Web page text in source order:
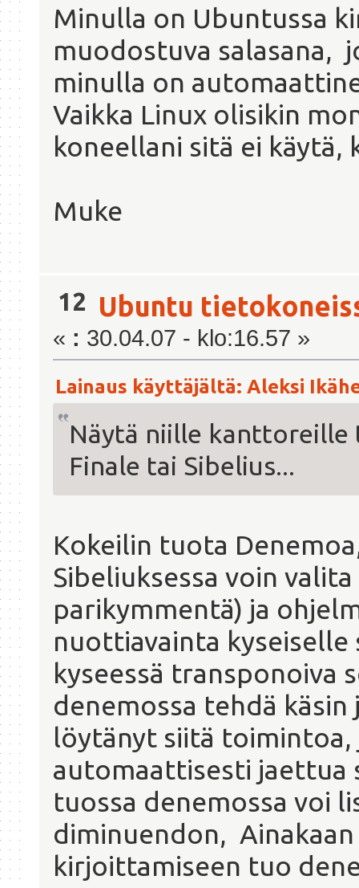
Minulla on Ubuntussa
muodostuva salasana,
minulla on
Vaikka Linux olisikin
koneellani sitä ei käytä,
Muke
12 Ubuntu
« : 30.04.07 - klo:16.57 »
Lainaus käyttäjältä: Aleksi
Näytä niille kanttoreille
Finale tai Sibelius...
Kokeilin tuota
Sibeliuksessa voin
parikymmentä) ja
nuottiavainta
kyseessä transponoiva
denemossa tehdä
löytänyt siitä
automaattisesti jaettua
tuossa denemossa voi
diminuendon,
kirjoittamiseen tuo